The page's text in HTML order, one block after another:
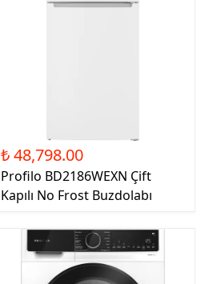
₺ 48,798.00
Profilo BD2186WEXN Çift
Kapılı No Frost Buzdolabı